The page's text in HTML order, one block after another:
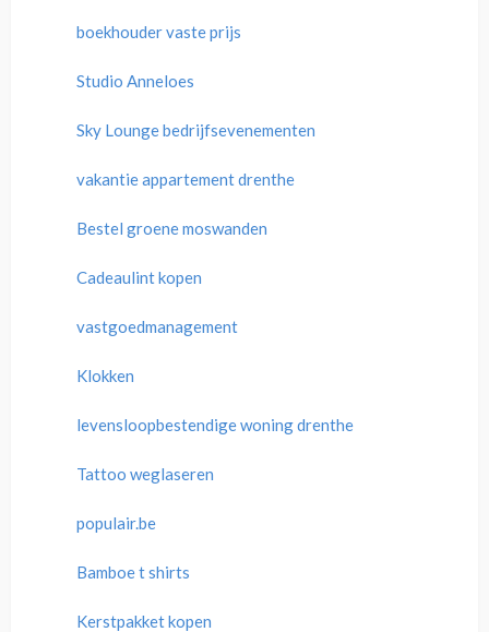
boekhouder vaste prijs
Studio Anneloes
Sky Lounge bedrijfsevenementen
vakantie appartement drenthe
Bestel groene moswanden
Cadeaulint kopen
vastgoedmanagement
Klokken
levensloopbestendige woning drenthe
Tattoo weglaseren
populair.be
Bamboe t shirts
Kerstpakket kopen